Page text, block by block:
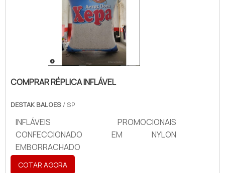
COMPRAR RÉPLICA INFLÁVEL
DESTAK BALOES / SP
INFLÁVEIS PROMOCIONAIS
CONFECCIONADO EM NYLON
EMBORRACHADO
COTAR AGORA